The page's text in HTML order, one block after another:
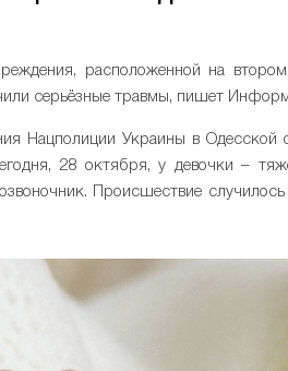
расположенной на
серьёзные травмы, пишет
Нацполиции Украины в Одесской
28 октября, у девочки –
Происшествие